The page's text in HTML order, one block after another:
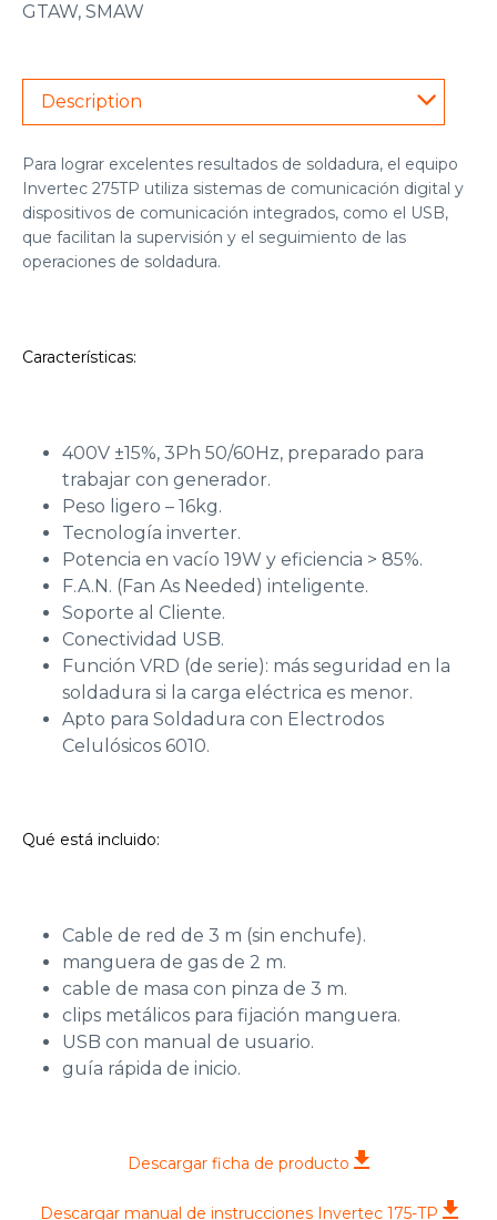
GTAW, SMAW
Description
Para lograr excelentes resultados de soldadura, el equipo
Invertec 275TP utiliza sistemas de comunicación digital y
dispositivos de comunicación integrados, como el USB,
que facilitan la supervisión y el seguimiento de las
operaciones de soldadura.
Características:
400V ±15%, 3Ph 50/60Hz, preparado para
trabajar con generador.
Peso ligero – 16kg.
Tecnología inverter.
Potencia en vacío 19W y eficiencia > 85%.
F.A.N. (Fan As Needed) inteligente.
Soporte al Cliente.
Conectividad USB.
Función VRD (de serie): más seguridad en la
soldadura si la carga eléctrica es menor.
Apto para Soldadura con Electrodos
Celulósicos 6010.
Qué está incluido:
Cable de red de 3 m (sin enchufe).
manguera de gas de 2 m.
cable de masa con pinza de 3 m.
clips metálicos para fijación manguera.
USB con manual de usuario.
guía rápida de inicio.
Descargar ficha de producto
Descargar manual de instrucciones Invertec 175-TP